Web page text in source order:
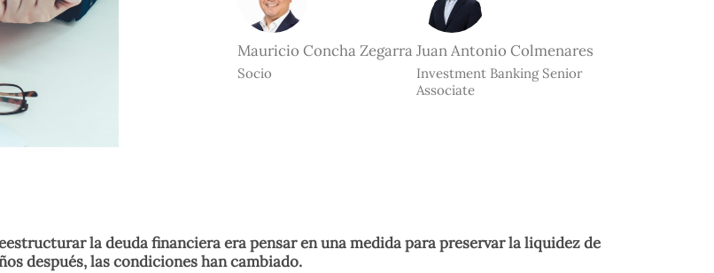
Mauricio Concha Zegarra
Socio
Juan Antonio Colmenares
Investment Banking Senior
Associate
la deuda financiera era pensar en una medida para preservar la liquidez de
después, las condiciones han cambiado.